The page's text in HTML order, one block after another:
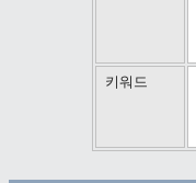
키워드